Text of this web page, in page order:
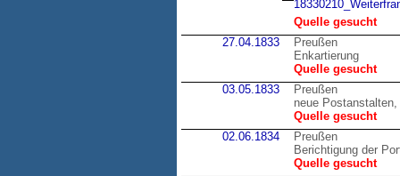
Quelle gesucht
27.04.1833
Preußen
Enkartierung
Quelle gesucht
03.05.1833
Preußen
neue
Quelle gesucht
02.06.1834
Preußen
Berichtigung der
Quelle gesucht